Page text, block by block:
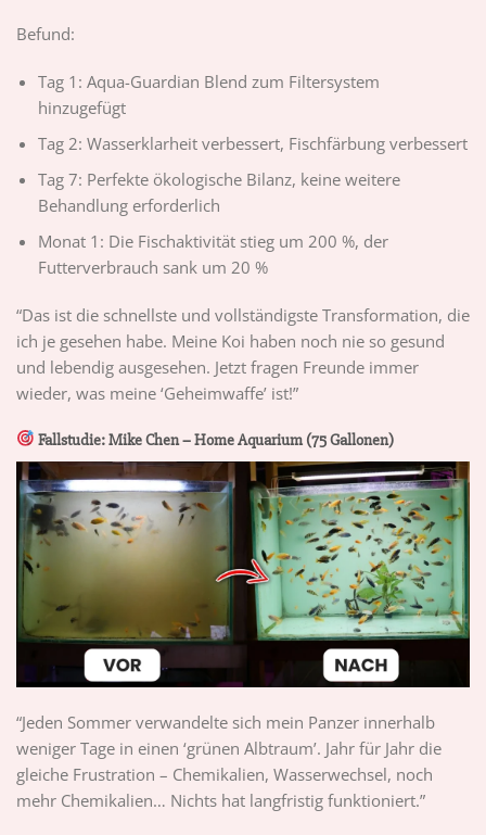
Befund:
Tag 1: Aqua-Guardian Blend zum Filtersystem
hinzugefügt
Tag 2: Wasserklarheit verbessert, Fischfärbung verbessert
Tag 7: Perfekte ökologische Bilanz, keine weitere
Behandlung erforderlich
Monat 1: Die Fischaktivität stieg um 200 %, der
Futterverbrauch sank um 20 %
“Das ist die schnellste und vollständigste Transformation, die
ich je gesehen habe. Meine Koi haben noch nie so gesund
und lebendig ausgesehen. Jetzt fragen Freunde immer
wieder, was meine ‘Geheimwaffe’ ist!”
Fallstudie: Mike Chen – Home Aquarium (75 Gallonen)
“Jeden Sommer verwandelte sich mein Panzer innerhalb
weniger Tage in einen ‘grünen Albtraum’. Jahr für Jahr die
gleiche Frustration – Chemikalien, Wasserwechsel, noch
mehr Chemikalien… Nichts hat langfristig funktioniert.”